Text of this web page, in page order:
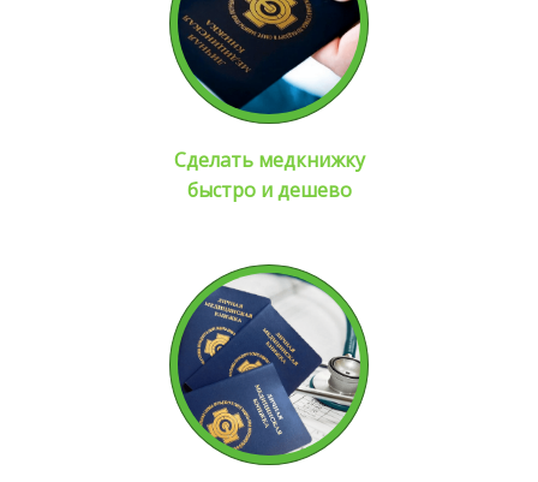
Сделать медкнижку
быстро и дешево